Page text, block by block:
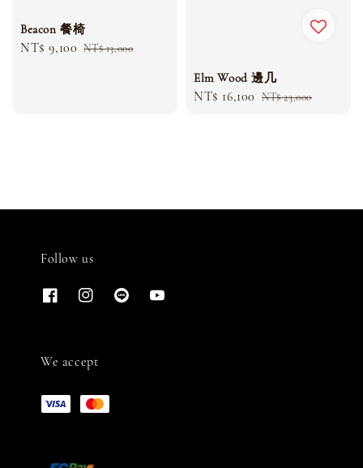
Beacon 餐椅
Sale
NT$ 9,100 Regular
NT$ 13,000
Elm Wood 邊几
Sale
NT$ 16,100 Regular
NT$ 23,000
Follow us
We accept